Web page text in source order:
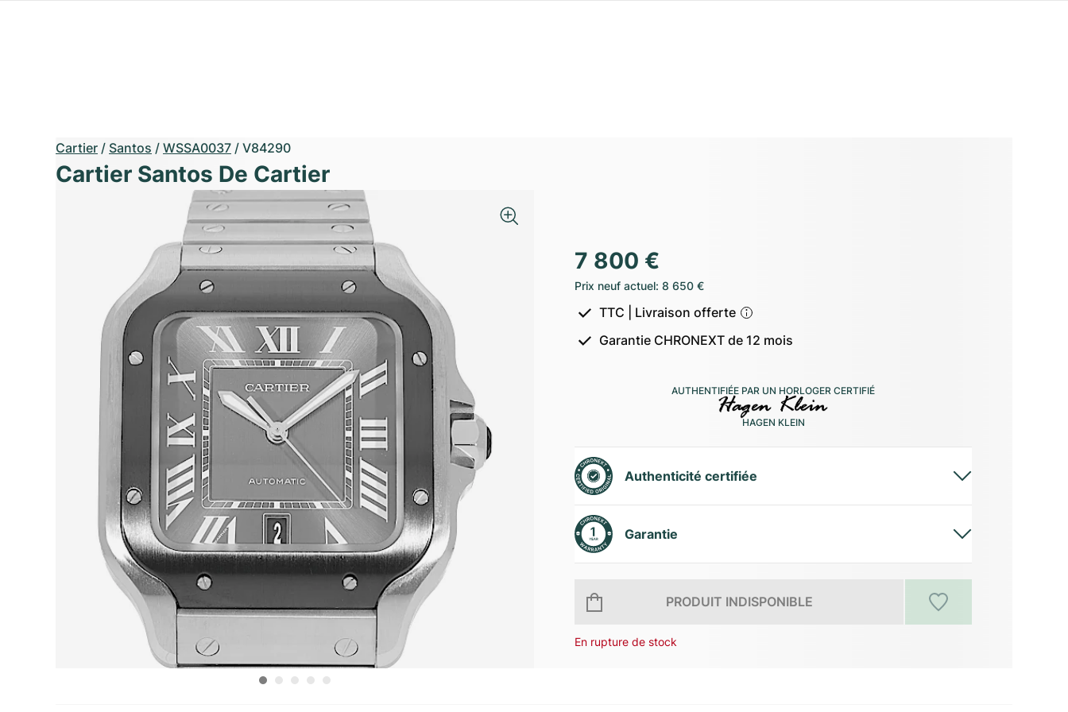
Cartier / Santos / WSSA0037 / V84290
Cartier Santos De Cartier
7 800 €
Prix neuf actuel: 8 650 €
TTC | Livraison offerte
Garantie CHRONEXT de 12 mois
AUTHENTIFIÉE PAR UN HORLOGER CERTIFIÉ
HAGEN KLEIN
Authenticité certifiée
Garantie
PRODUIT INDISPONIBLE
En rupture de stock